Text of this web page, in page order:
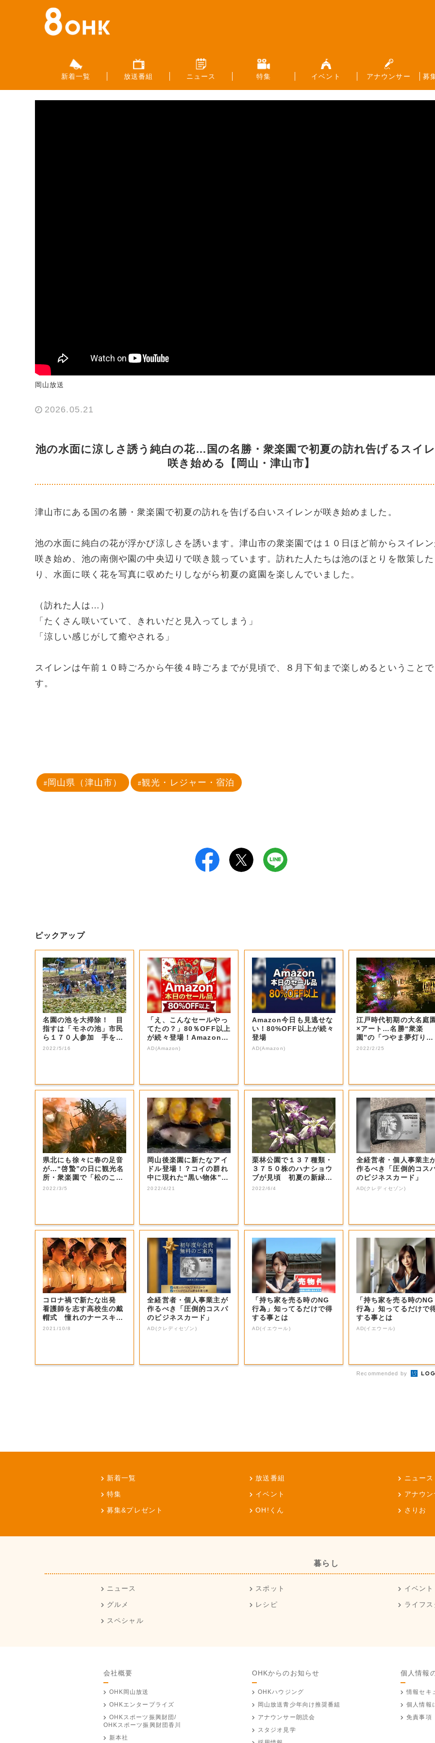
新着一覧 放送番組 ニュース 特集 イベント アナウンサー 募
岡山放送
2026.05.21
池の水面に涼しさ誘う純白の花…国の名勝・衆楽園で初夏の訪れ告げるスイ
咲き始める【岡山・津山市】
津山市にある国の名勝・衆楽園で初夏の訪れを告げる白いスイレンが咲き始めました。
池の水面に純白の花が浮かび涼しさを誘います。津山市の衆楽園では１０日ほど前からスイレ
咲き始め、池の南側や園の中央辺りで咲き競っています。訪れた人たちは池のほとりを散策した
り、水面に咲く花を写真に収めたりしながら初夏の庭園を楽しんでいました。
（訪れた人は…）
「たくさん咲いていて、きれいだと見入ってしまう」
「涼しい感じがして癒やされる」
スイレンは午前１０時ごろから午後４時ごろまでが見頃で、８月下旬まで楽しめるということで
す。
岡山県（津山市） 観光・レジャー・宿泊
ピックアップ
名園の池を大掃除！ 目
指すは「モネの池」市民
ら１７０人参加 手を入
れてみたら…津...
2022/5/16
「え、こんなセールやっ
てたの？」80％OFF以上
が続々登場！Amazonの
本気が...
AD(Amazon)
Amazon今日も見逃せな
い！80%OFF以上が続々
登場
AD(Amazon)
江戸時代初期の大名庭
×アート…名勝“衆楽
園”の「つやま夢灯り庭
園」 ２月２５日...
2022/2/25
県北にも徐々に春の足音
が…“啓蟄”の日に観光名
所・衆楽園で「松のこも
焼き」行われ...
2022/3/5
岡山後楽園に新たなアイ
ドル登場！？コイの群れ
中に現れた“黒い物体”と
は【岡山・岡...
2022/4/21
栗林公園で１３７種類・
３７５０株のハナショウ
ブが見頃 初夏の新緑
に“彩”添える【...
2022/6/4
全経営者・個人事業主
作るべき「圧倒的コス
のビジネスカード」
AD(クレディセゾン)
コロナ禍で新たな出発
看護師を志す高校生の戴
帽式 憧れのナースキャ
ップ授与【岡山...
2021/10/8
全経営者・個人事業主が
作るべき「圧倒的コスパ
のビジネスカード」
AD(クレディセゾン)
「持ち家を売る時のNG
行為」知ってるだけで得
する事とは
AD(イエウール)
「持ち家を売る時のNG
行為」知ってるだけで
する事とは
AD(イエウール)
Recommended by
新着一覧 放送番組 ニュース
特集 イベント アナウ
募集&プレゼント OH!くん さりお
暮らし
ニュース スポット イベント
グルメ レシピ ライフ
スペシャル
会社概要
OHK岡山放送
OHKエンタープライズ
OHKスポーツ振興財団/
OHKスポーツ振興財団香川
新本社
OHKからのお知らせ
OHKハウジング
岡山放送青少年向け推奨番組
アナウンサー朗読会
スタジオ見学
個人情報
情報セキ
個人情報
免責事項